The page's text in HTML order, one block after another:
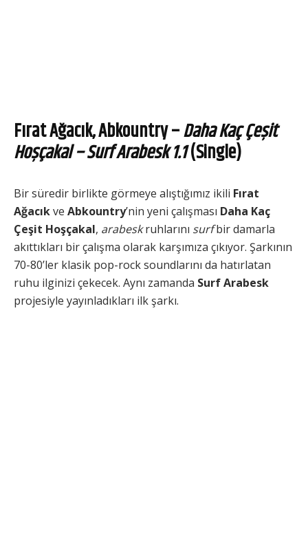
Fırat Ağacık, Abkountry–Daha Kaç Çeşit
Hoşçakal – Surf Arabesk 1.1(Single)
Bir süredir birlikte görmeye alıştığımız ikili Fırat
Ağacıkve Abkountry’nin yeni çalışması Daha Kaç
Çeşit Hoşçakal, arabeskruhlarını surfbir damarla
akıttıkları bir çalışma olarak karşımıza çıkıyor. Şarkının
70-80’ler klasik pop-rock soundlarını da hatırlatan
ruhu ilginizi çekecek. Aynı zamanda Surf Arabesk
projesiyle yayınladıkları ilk şarkı.